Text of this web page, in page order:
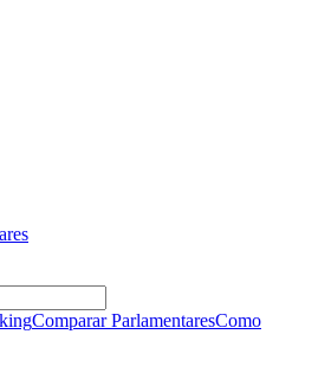
Comparar ParlamentaresComo